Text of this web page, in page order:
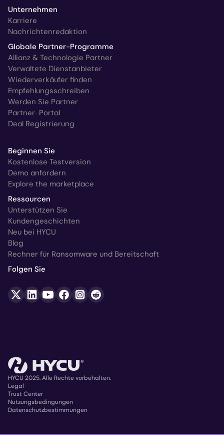
Unternehmen
Karriere
Nachrichtenredaktion
Globale Partner-Programme
Allianz & Technologie Partner
Verwaltete Dienstanbieter
Wiederverkäufer finden
Empfehlungsschreiben
Werden Sie Partner
Partner-Portal
Deal Registrierung
Beginnen Sie
Kostenlose Testversion
Demo anfordern
Explore the marketplace
Ressourcen
Unterstützen Sie
Kundengeschichten
Neu bei HYCU
Blog
Rechner für Ransomware und Bereitschaft
Folgen Sie
Copyright
HYCU 2025. Alle Rechte vorbehalten.
Legal
Trust Center
Nutzungsbedingungen
Datenschutzbestimmungen